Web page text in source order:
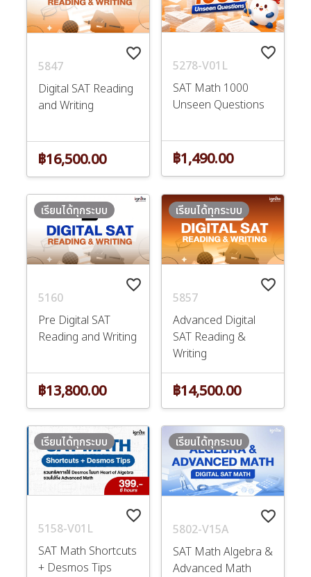
favorite_border
5847
Digital SAT Reading
and Writing
฿16,500.00
favorite_border
5278-V01L
SAT Math 1000
Unseen Questions
฿1,490.00
favorite_border
5160
Pre Digital SAT
Reading and Writing
เรียนได้ทุกระบบ
฿13,800.00
favorite_border
5857
Advanced Digital
SAT Reading &
Writing
เรียนได้ทุกระบบ
฿14,500.00
favorite_border
5158-V01L
SAT Math Shortcuts
+ Desmos Tips
เรียนได้ทุกระบบ
favorite_border
5802-V15A
SAT Math Algebra &
Advanced Math
เรียนได้ทุกระบบ